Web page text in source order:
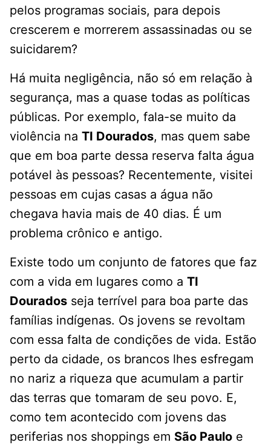
pelos programas sociais, para depois
crescerem e morrerem assassinadas ou se
suicidarem?
Há muita negligência, não só em relação à
segurança, mas a quase todas as políticas
públicas. Por exemplo, fala-se muito da
violência na TI Dourados, mas quem sabe
que em boa parte dessa reserva falta água
potável às pessoas? Recentemente, visitei
pessoas em cujas casas a água não
chegava havia mais de 40 dias. É um
problema crônico e antigo.
Existe todo um conjunto de fatores que faz
com a vida em lugares como a TI
Dourados seja terrível para boa parte das
famílias indígenas. Os jovens se revoltam
com essa falta de condições de vida. Estão
perto da cidade, os brancos lhes esfregam
no nariz a riqueza que acumulam a partir
das terras que tomaram de seu povo. E,
como tem acontecido com jovens das
periferias nos shoppings em São Paulo e